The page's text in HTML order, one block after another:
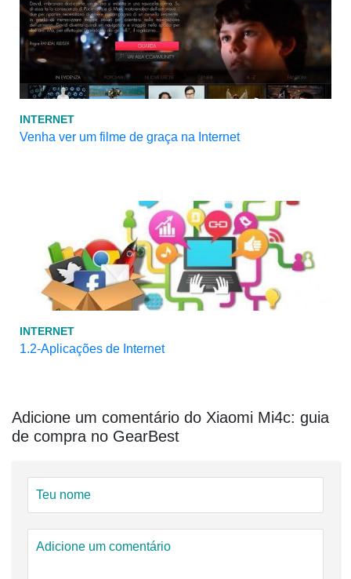
INTERNET
Venha ver um filme de graça na Internet
INTERNET
1.2-Aplicações de Internet
Adicione um comentário do Xiaomi Mi4c: guia
de compra no GearBest